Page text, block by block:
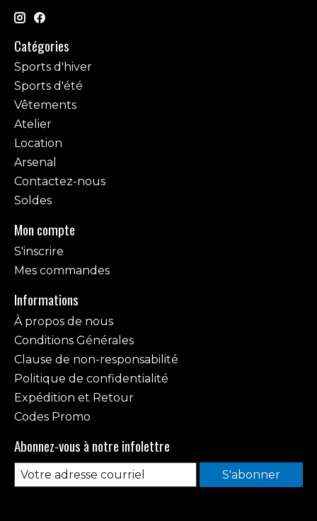
Catégories
Sports d'hiver
Sports d'été
Vêtements
Atelier
Location
Arsenal
Contactez-nous
Soldes
Mon compte
S'inscrire
Mes commandes
Informations
À propos de nous
Conditions Générales
Clause de non-responsabilité
Politique de confidentialité
Expédition et Retour
Codes Promo
Abonnez-vous à notre infolettre
S'abonner